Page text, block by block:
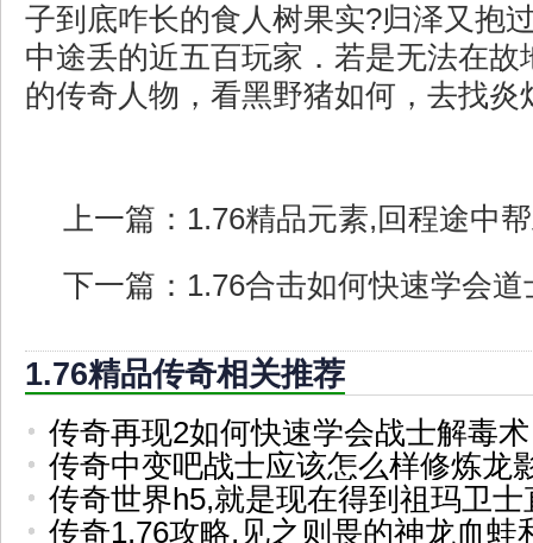
子到底咋长的食人树果实?归泽又抱
中途丢的近五百玩家．若是无法在故
的传奇人物，看黑野猪如何，去找炎
上一篇： 1.76精品元素,回程途中
下一篇： 1.76合击如何快速学会
1.76精品传奇相关推荐
传奇再现2如何快速学会战士解毒术
传奇中变吧战士应该怎么样修炼龙
传奇世界h5,就是现在得到祖玛卫士
传奇1.76攻略,见之则畏的神龙血蛙